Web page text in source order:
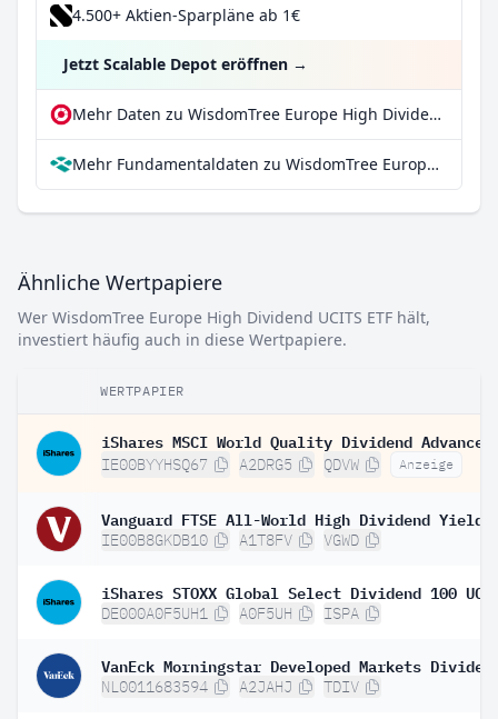
4.500+ Aktien-Sparpläne ab 1€
Jetzt Scalable Depot eröffnen →
Mehr Daten zu WisdomTree Europe High Dividend UCITS ETF bei extraETF
Mehr Fundamentaldaten zu WisdomTree Europe High Dividend UCITS ETF bei Parqet
Ähnliche Wertpapiere
Wer WisdomTree Europe High Dividend UCITS ETF hält,
investiert häufig auch in diese Wertpapiere.
WERTPAPIER
IE00BYYHSQ67 A2DRG5 QDVW Anzeige
IE00B8GKDB10 A1T8FV VGWD
DE000A0F5UH1 A0F5UH ISPA
NL0011683594 A2JAHJ TDIV